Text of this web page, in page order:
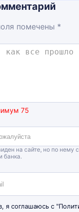
помечены *
75
на сайте, но по нему
банка.
я соглашаюсь с